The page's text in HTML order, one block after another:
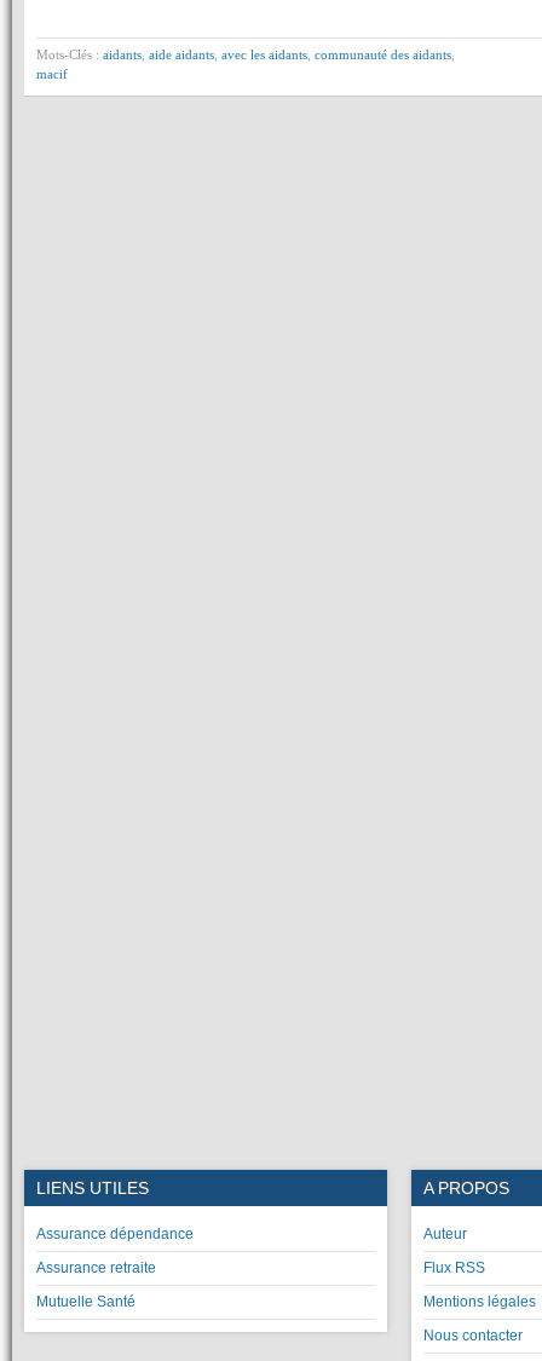
Mots-Clés : aidants aide aidants avec les aidants communauté des aidants
macif
LIENS UTILES
Assurance dépendance
Assurance retraite
Mutuelle Santé
A PROPOS
Auteur
Flux RSS
Mentions légales
Nous contacter